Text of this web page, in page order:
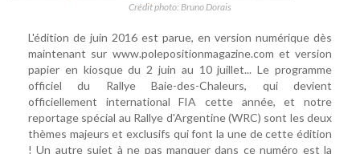
Crédit photo: Bruno Dorais
L'édition de juin 2016 est parue, en version numérique dès
maintenant sur www.polepositionmagazine.com et version
papier en kiosque du 2 juin au 10 juillet... Le programme
officiel du Rallye Baie-des-Chaleurs, qui devient
officiellement international FIA cette année, et notre
reportage spécial au Rallye d'Argentine (WRC) sont les deux
thèmes majeurs et exclusifs qui font la une de cette édition
! Un autre sujet à ne pas manquer dans ce numéro est la